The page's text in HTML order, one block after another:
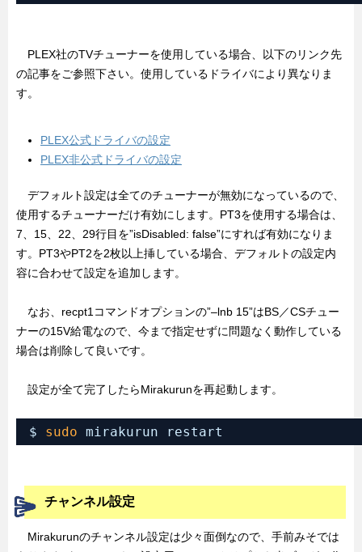
PLEX社のTVチューナーを使用している場合、以下のリンク先
の記事をご参照下さい。使用しているドライバにより異なりま
す。
PLEX公式ドライバの設定
PLEX非公式ドライバの設定
デフォルト設定は全てのチューナーが無効になっているので、
使用するチューナーだけ有効にします。PT3を使用する場合は、
7、15、22、29行目を”isDisabled: false”にすれば有効になりま
す。PT3やPT2を2枚以上挿している場合、デフォルトの設定内
容に合わせて設定を追加します。
なお、recpt1コマンドオプションの”–lnb 15”はBS／CSチュー
ナーの15V給電なので、今まで指定せずに問題なく動作している
場合は削除して良いです。
設定が全て完了したらMirakurunを再起動します。
$ sudo mirakurun restart
チャンネル設定
Mirakurunのチャンネル設定は少々面倒なので、手前みそでは